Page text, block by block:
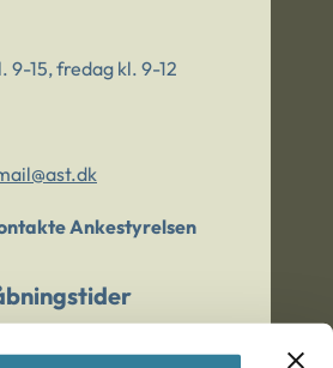
15, fredag kl. 9-12
Ankestyrelsen